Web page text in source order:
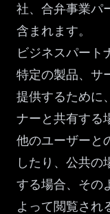
社、合弁事業パ
含まれます。
ビジネスパート
特定の製品、サ
提供するために
ナーと共有する
他のユーザーと
したり、公共の
する場合、その
よって閲覧され